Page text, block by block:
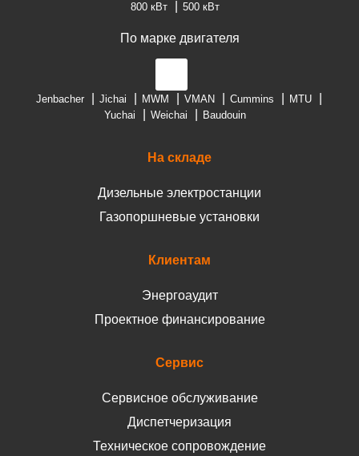
800 кВт
500 кВт
По марке двигателя
Jenbacher Jichai MWM VMAN Cummins
MTU
Yuchai
Weichai Baudouin
На складе
Дизельные электростанции
Газопоршневые установки
Клиентам
Энергоаудит
Проектное финансирование
Сервис
Сервисное обслуживание
Диспетчеризация
Техническое сопровождение